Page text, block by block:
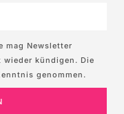
mag Newsletter
kündigen. Die
genommen.